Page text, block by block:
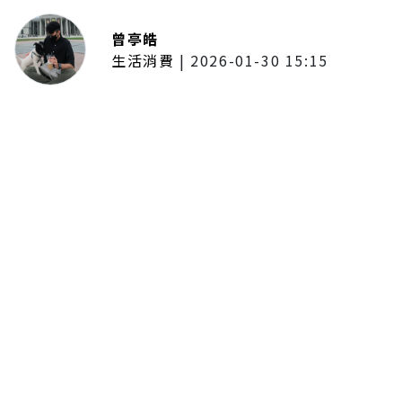
曾亭皓
生活消費 | 2026-01-30 15:15